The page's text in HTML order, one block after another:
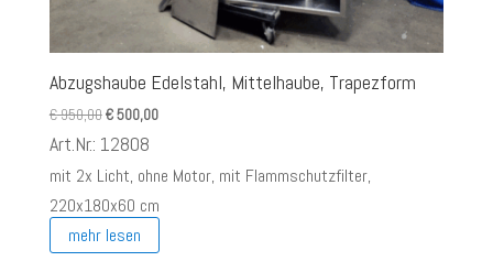
Abzugshaube Edelstahl, Mittelhaube, Trapezform
€950,00Ursprünglicher
Preis
€ 950,00
€500,00Aktueller
€ 500,00.
Art.Nr.: 12808
mit 2x Licht, ohne Motor, mit Flammschutzfilter,
220x180x60 cm
mehr lesen